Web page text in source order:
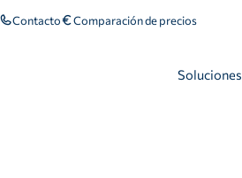
Contacto Comparación de precios
Soluciones